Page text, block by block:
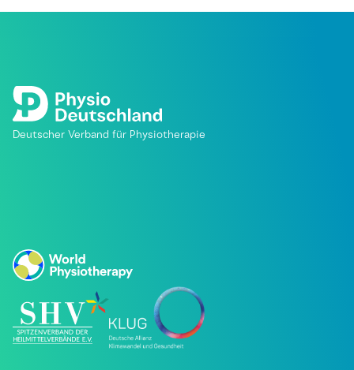
Deutscher Verband für Physiotherapie